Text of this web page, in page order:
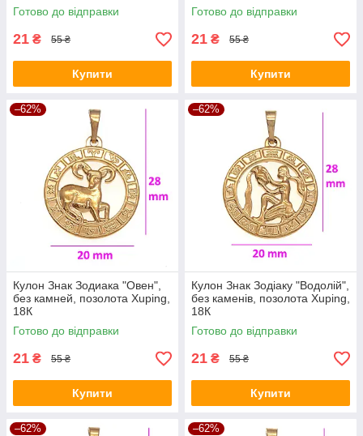
Готово до відправки
21 ₴ 55 ₴
Купити
Готово до відправки
21 ₴ 55 ₴
Купити
–62%
Кулон Знак Зодиака "Овен",
без камней, позолота Xuping,
18К
Готово до відправки
21 ₴ 55 ₴
Купити
–62%
Кулон Знак Зодіаку "Водолій",
без каменів, позолота Xuping,
18К
Готово до відправки
21 ₴ 55 ₴
Купити
–62% –62%